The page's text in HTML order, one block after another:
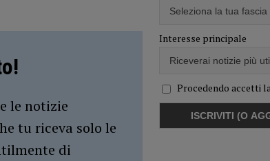
le notizie
tu riceva solo le
di
Interesse principale
Procedendo accetti